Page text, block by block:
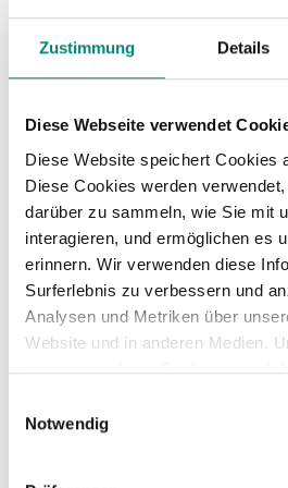
Zustimmung Details
Diese Webseite verwendet
Diese Website speichert Cookies
Diese Cookies werden
darüber zu sammeln, wie Sie mit
interagieren, und ermöglichen es
erinnern. Wir verwenden diese
Surferlebnis zu verbessern und
Analysen und Metriken über
Website und in anderen Medien.
uns verwendeten Cookies zu
Datenschutzerklärung
Notwendig
Klar und
Einfache bedienung ohne
oder